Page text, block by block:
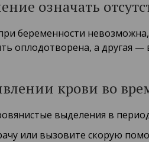
означать
при беременности
оплодотворена, а другая
крови во
выделения в
или вызовите скорую